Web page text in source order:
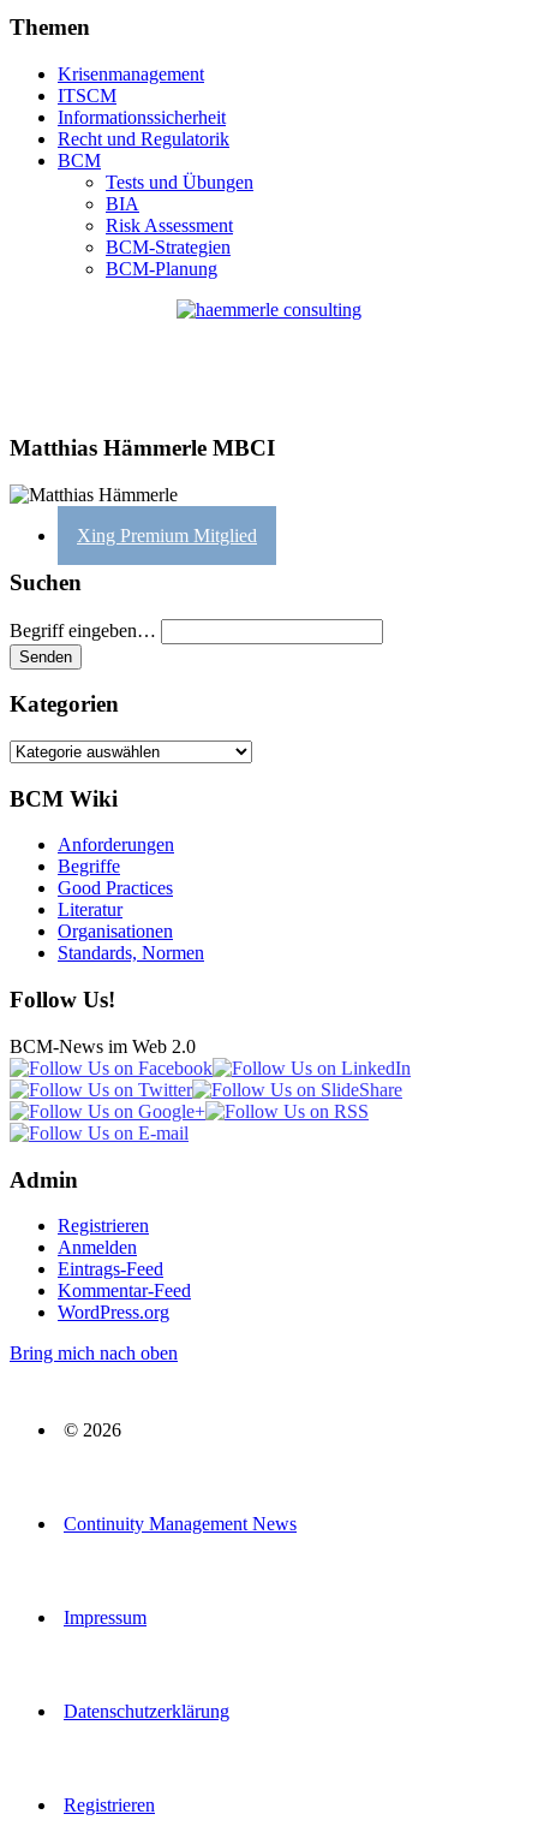
Themen
Krisenmanagement
ITSCM
Informationssicherheit
Recht und Regulatorik
BCM
Tests und Übungen
BIA
Risk Assessment
BCM-Strategien
BCM-Planung
Matthias Hämmerle MBCI
Xing Premium Mitglied
Suchen
Begriff eingeben…
Kategorien
Kategorien
BCM Wiki
Anforderungen
Begriffe
Good Practices
Literatur
Organisationen
Standards, Normen
Follow Us!
BCM-News im Web 2.0
Admin
Registrieren
Anmelden
Eintrags-Feed
Kommentar-Feed
WordPress.org
Bring mich nach oben
© 2026
Continuity Management News
Impressum
Datenschutzerklärung
Registrieren